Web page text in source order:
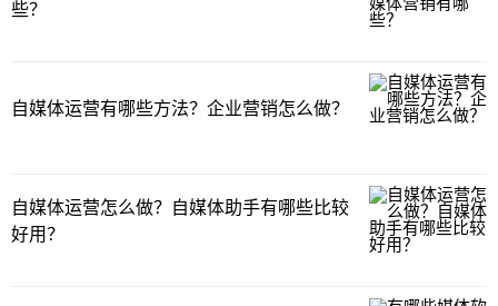
些？
自媒体运营有哪些方法？企业营销怎么做？
自媒体运营怎么做？自媒体助手有哪些比较
好用？